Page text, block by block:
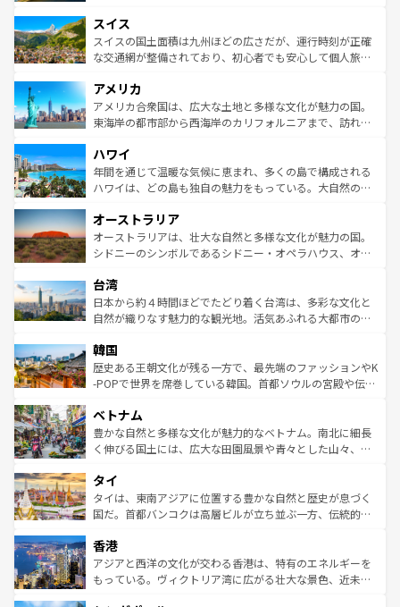
れる地方に足を運ぶとそれぞれで全く異なる文化を体験で
きるだろう。 なお、新着のフランス情報はコンテンツ一覧
を参照してほしい。
は、お酒好きな人にはぜひ体験してほしい。 なお、新着の
ドイツ情報はコンテンツ一覧を参照してほしい。
リアごとに異なる魅力がある。また、優雅なアフタヌーン
ティー、ビール好きにはたまらない英国パブ、サッカー観
戦など、本場だからこそできる体験も豊富。イギリスを旅
ンツ一覧を参照してほしい。
スイス
スイスの国土面積は九州ほどの広さだが、運行時刻が正確
な交通網が整備されており、初心者でも安心して個人旅行
の建物がそのまま残る町や、スイスならではのユニークな
博物館もあり、アルプス観光だけでなく町歩きも満喫する
ことができる。国民の所得が高いため物価も高いが、旅行
ば市内交通費無料で観光を楽しむこともできる。 なお、新
着のスイス情報はコンテンツ一覧 を参照してほしい。
アメリカ
アメリカ合衆国は、広大な土地と多様な文化が魅力の国。
東海岸の都市部から西海岸のカリフォルニアまで、訪れる
のような巨大都市は、観光、ショッピング、エンターテイ
ンメントが詰まった刺激的なスポットだ。一方、アメリカ
西部には大自然が広がり、グランドキャニオンやイエロー
部のニューオーリンズでは、音楽と美食が融合した独特の
文化が魅力。旅行者はアメリカの各地域で異なる魅力を楽
しみながら、その多様性と豊かな歴史を感じることができ
ならではの贅沢な旅のスタイルだ。 なお、新着のアメリカ
情報はコンテンツ一覧を参照してほしい。
ハワイ
年間を通じて温暖な気候に恵まれ、多くの島で構成される
ハワイは、どの島も独自の魅力をもっている。大自然の神
ワイ島は見逃せない。また、定番の観光地といえばオアフ
島だが、静かな自然を求めるならマウイ島やカウアイ島が
おすすめ。エメラルドグリーンに輝く海をはじめ、豊かな
れるおもてなしの心で訪れる人々を迎えてくれるハワイの
人々、おいしいローカルフードやハワイアンミュージッ
ク、伝統的なフラダンスなど、すべてがハワイの魅力を彩
ワイを、存分に味わってほしい。 なお、新着のハワイ情報
はコンテンツ一覧を参照してほしい。
オーストラリア
オーストラリアは、壮大な自然と多様な文化が魅力の国。
シドニーのシンボルであるシドニー・オペラハウス、オー
リアリーフや大陸中央部にそびえるウルル（エアーズロッ
ク）、タスマニアの美しい原生林やケアンズの熱帯雨林な
ど、見どころがたくさん。また、カフェやワイン、オージ
いる。アクティビティも充実しており、サーフィンやダイ
ビング、ハイキングなど、アウトドア好きにはたまらな
い。オーストラリアの多彩な魅力を存分に味わいつくそ
参照してほしい。
台湾
日本から約４時間ほどでたどり着く台湾は、多彩な文化と
自然が織りなす魅力的な観光地。活気あふれる大都市の台
ン）、静ひつな山岳地帯である台湾東部など、都市の喧騒
と山間の静けさが共存しており、訪れる人に新しい発見と
驚きをもたらしてくれる。また、奥深い台湾の食文化も魅
容にもいいと評判のスイーツなど、バラエティ豊かな料理
が味わえる。 なお、新着の台湾情報は コンテンツ一覧を参
照してほしい。
韓国
歴史ある王朝文化が残る一方で、最先端のファッションやK
-POPで世界を席巻している韓国。首都ソウルの宮殿や伝統
き、地方に足を延ばせば四季折々の自然美を楽しむことが
できる。そして、キムチや焼肉、絶品のストリートフード
まで、さまざまな韓国料理が待っている。夜には、韓国な
リティに包まれながら、韓国の多彩な魅力を心ゆくまで味
わってみてほしい。 なお、新着の韓国情報はコンテンツ一
覧を参照してほしい。
ベトナム
豊かな自然と多様な文化が魅力的なベトナム。南北に細長
く伸びる国土には、広大な田園風景や青々とした山々、世
急速な発展と共に伝統が息づく。ハノイの古い町並みやホ
ーチミン市のフランス統治時代の建物も、独特の雰囲気を
醸し出している。また、バラエティの豊かさとおいしさで
とつ。フォーやバインミー、ベトナムコーヒーなどは、ぜ
ひ現地で味わいたい。どの地域を訪れてもあたたかい人々
が旅行者を迎えてくれるので、きっと忘れられない旅にな
タイ
タイは、東南アジアに位置する豊かな自然と歴史が息づく
国だ。首都バンコクは高層ビルが立ち並ぶ一方、伝統的な
の活気が交差している。北部ではチェンマイなどの山岳地
帯で自然と触れ合い、南部ではプーケットやクラビの美し
いビーチでリゾート気分を楽しむことができる。タイ料理
香港
アジアと西洋の文化が交わる香港は、特有のエネルギーを
もっている。ヴィクトリア湾に広がる壮大な景色、近未来